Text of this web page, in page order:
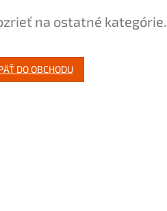
na ostatné kategórie.
DO OBCHODU